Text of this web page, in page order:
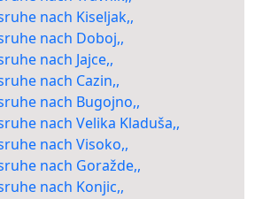
nach Kiseljak,,
nach Doboj,,
nach Jajce,,
nach Cazin,,
nach Bugojno,,
nach Velika Kladuša,,
nach Visoko,,
nach Goražde,,
nach Konjic,,